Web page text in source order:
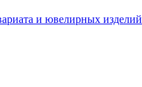
и ювелирных изделий